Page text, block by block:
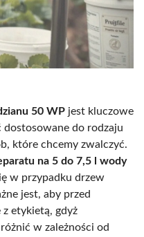
50 WP jest kluczowe
do rodzaju
które chcemy zwalczyć.
na 5 do 7,5 l wody
w przypadku drzew
jest, aby przed
z etykietą, gdyż
w zależności od